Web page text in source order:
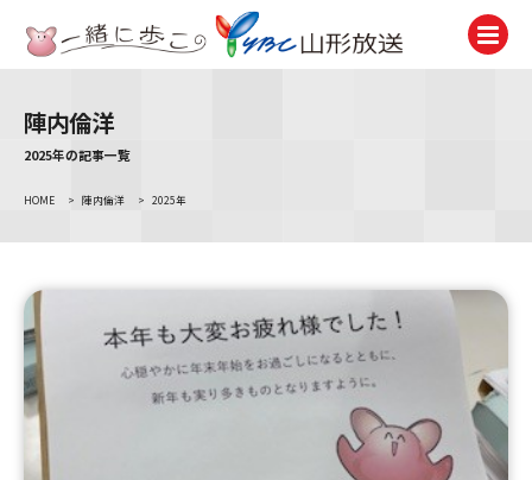
ラジオ
アナウンサー
Announcer
陣内倫洋
2025年の記事一覧
HOME > 陣内倫洋 > 2025年